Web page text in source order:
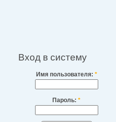
Вход в систему
Имя пользователя: *
Пароль: *